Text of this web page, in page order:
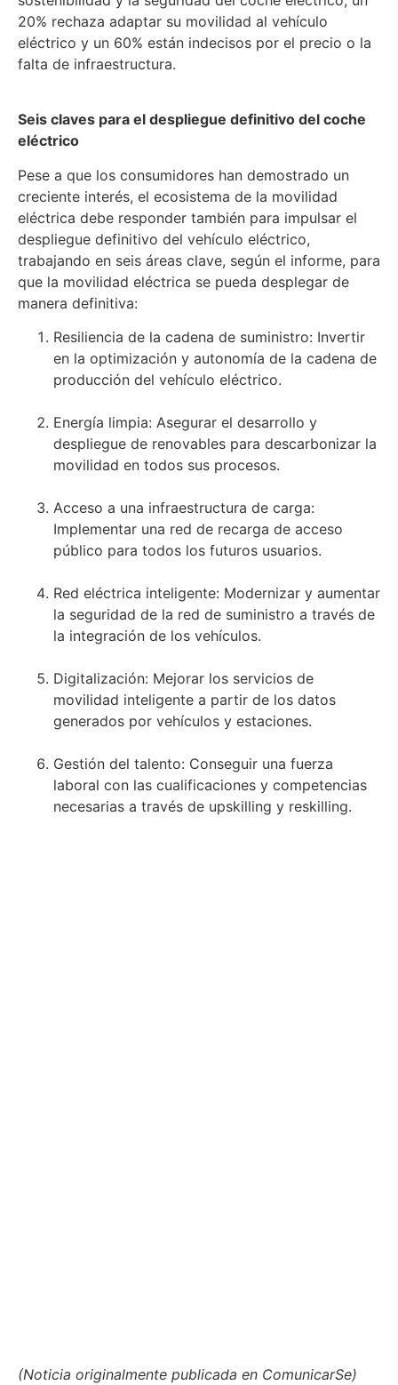
20% rechaza adaptar su movilidad al vehículo
eléctrico y un 60% están indecisos por el precio o la
falta de infraestructura.
Seis claves para el despliegue definitivo del coche
eléctrico
Pese a que los consumidores han demostrado un
creciente interés, el ecosistema de la movilidad
eléctrica debe responder también para impulsar el
despliegue definitivo del vehículo eléctrico,
trabajando en seis áreas clave, según el informe, para
que la movilidad eléctrica se pueda desplegar de
manera definitiva:
Resiliencia de la cadena de suministro: Invertir
en la optimización y autonomía de la cadena de
producción del vehículo eléctrico.
Energía limpia: Asegurar el desarrollo y
despliegue de renovables para descarbonizar la
movilidad en todos sus procesos.
Acceso a una infraestructura de carga:
Implementar una red de recarga de acceso
público para todos los futuros usuarios.
Red eléctrica inteligente: Modernizar y aumentar
la seguridad de la red de suministro a través de
la integración de los vehículos.
Digitalización: Mejorar los servicios de
movilidad inteligente a partir de los datos
generados por vehículos y estaciones.
Gestión del talento: Conseguir una fuerza
laboral con las cualificaciones y competencias
necesarias a través de upskilling y reskilling.
(Noticia originalmente publicada en ComunicarSe)